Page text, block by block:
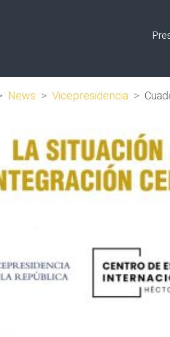
News > Vicepresidencia >